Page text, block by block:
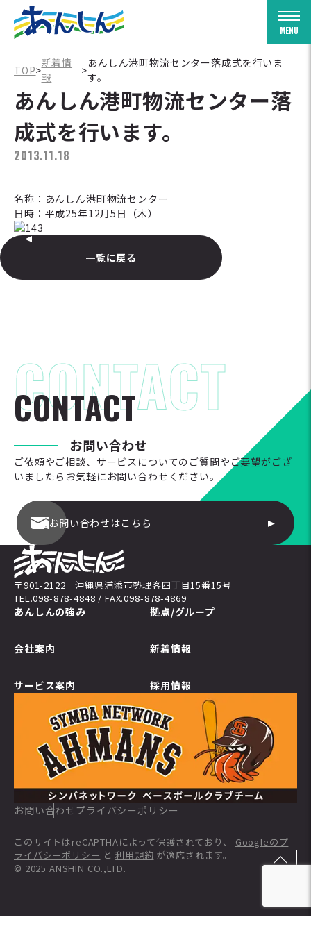
TOP>
新着情
報
>
あんしん港町物流センター落成式を行いま
す。
あんしん港町物流センター落
成式を行います。
2013.11.18
名称：あんしん港町物流センター
日時：平成25年12月5日（木）
一覧に戻る
CONTACT
お問い合わせ
ご依頼やご相談、サービスについてのご質問やご要望がござ
いましたらお気軽にお問い合わせください。
お問い合わせはこちら
〒901-2122 沖縄県浦添市勢理客四丁目15番15号
TEL.098-878-4848 / FAX.098-878-4869
あんしんの強み
会社案内
サービス案内
拠点/グループ
新着情報
採用情報
お問い合わせプライバシーポリシー
このサイトはreCAPTHAによって保護されており、 Googleのプ
ライバシーポリシー と利用規約 が適応されます。
© 2025 ANSHIN CO.,LTD.